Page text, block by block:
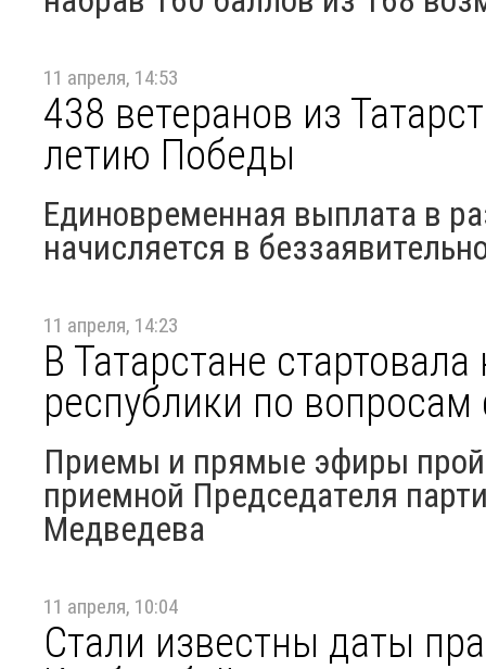
11 апреля, 14:53
438 ветеранов из
летию Победы
Единовременная выплата в
начисляется в
11 апреля, 14:23
В Татарстане
республики по вопросам
Приемы и прямые эфиры
приемной Председателя
Медведева
11 апреля, 10:04
Стали известны даты